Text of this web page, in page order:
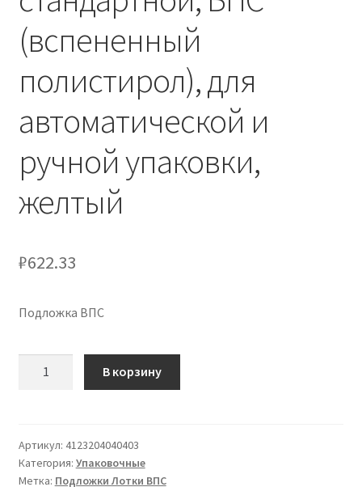
(вспененный
полистирол), для
автоматической и
ручной упаковки,
желтый
₽622.33
Подложка ВПС
4
А
В корзину
Артикул: 4123204040403
Категория: Упаковочные
Метка: Подложки Лотки ВПС